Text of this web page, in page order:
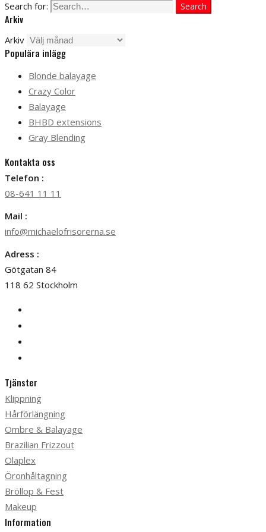
Search for: Search
Arkiv
Arkiv
Populära inlägg
Blonde balayage
Crazy Color
Balayage
BHBD extensions
Gray Blending
Kontakta oss
Telefon :
08-641 11 11
Mail :
info@michaelofrisorerna.se
Adress :
Götgatan 84
118 62 Stockholm
Tjänster
Klippning
Hårförlängning
Ombre & Balayage
Brazilian Frizzout
Olaplex
Öronhåltagning
Bröllop & Fest
Makeup
Information